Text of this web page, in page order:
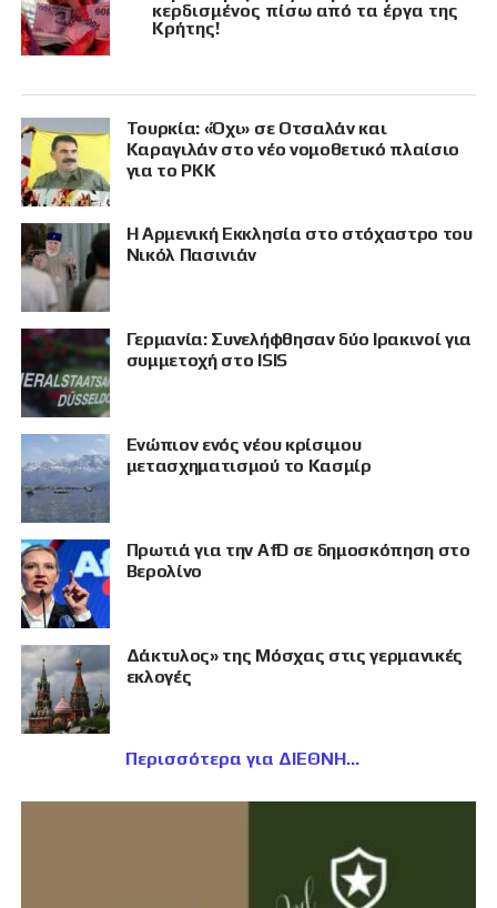
κερδισμένος πίσω από τα έργα της
Κρήτης!
Τουρκία: «Όχι» σε Οτσαλάν και
Καραγιλάν στο νέο νομοθετικό πλαίσιο
για το PKK
Η Αρμενική Εκκλησία στο στόχαστρο του
Νικόλ Πασινιάν
Γερμανία: Συνελήφθησαν δύο Ιρακινοί για
συμμετοχή στο ISIS
Eνώπιον ενός νέου κρίσιμου
μετασχηματισμού το Κασμίρ
Πρωτιά για την AfD σε δημοσκόπηση στο
Βερολίνο
Δάκτυλος» της Μόσχας στις γερμανικές
εκλογές
Περισσότερα για ΔΙΕΘΝΗ